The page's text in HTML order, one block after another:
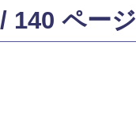
140 ペー